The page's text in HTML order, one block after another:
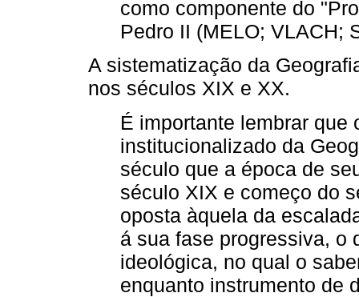
como componente do
Pedro II (MELO; VLACH;
A sistematização da
nos séculos XIX e XX.
É importante lembrar que
institucionalizado da
século que a época de
século XIX e começo do
oposta àquela da
á sua fase progressiva, o
ideológica, no qual o
enquanto instrumento de